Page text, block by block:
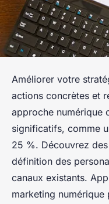
Améliorer votre
actions concrètes et
approche numérique
significatifs, comme
25 %. Découvrez
définition des
canaux existants.
marketing